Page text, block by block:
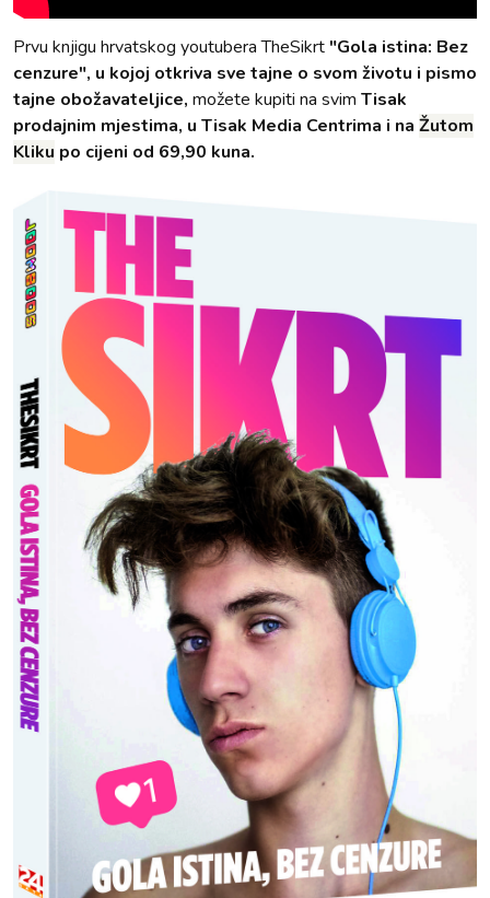
Prvu knjigu hrvatskog youtubera TheSikrt "Gola istina: Bez
cenzure", u kojoj otkriva sve tajne o svom životu i pismo
tajne obožavateljice, možete kupiti na svim Tisak
prodajnim mjestima, u Tisak Media Centrima i na Žutom
Kliku po cijeni od 69,90 kuna.